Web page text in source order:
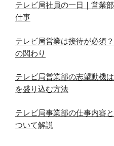
テレビ局社員の一日｜営業
仕事
テレビ局営業は接待が必須
の関わり
テレビ局営業部の志望動機
を盛り込む方法
テレビ局事業部の仕事内容
ついて解説